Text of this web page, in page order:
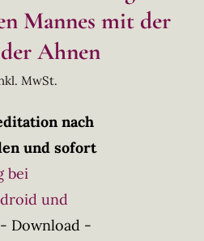
Mannes mit der
Ahnen
MwSt.
nach
und sofort
bei
und
Download -